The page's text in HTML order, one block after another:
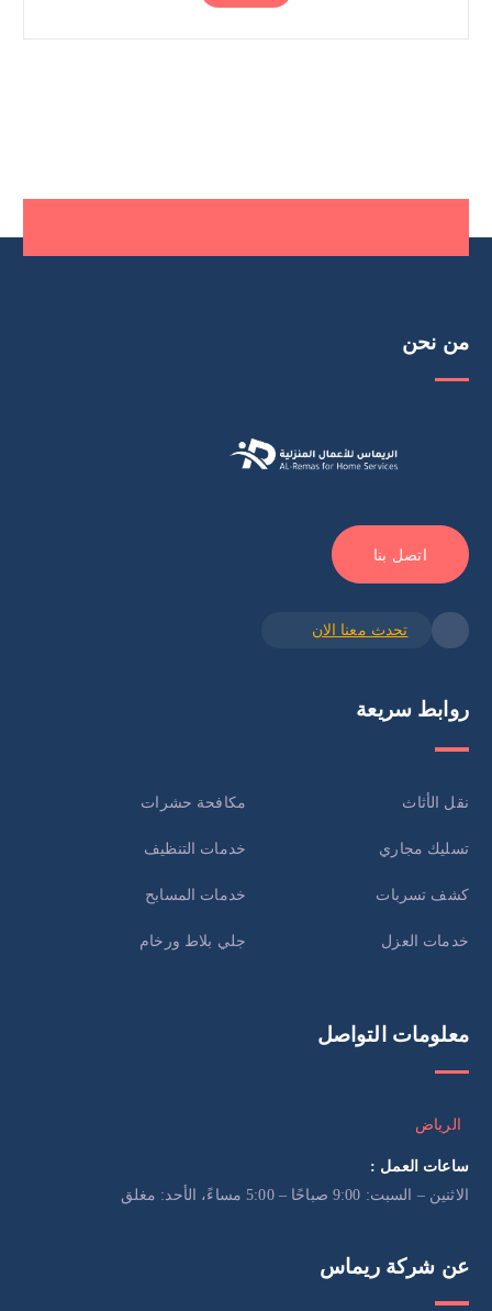
من نحن
اتصل بنا
تحدث معنا الان
روابط سريعة
نقل الأثاث مكافحة حشرات
تسليك مجاري خدمات التنظيف
كشف تسربات خدمات المسابح
خدمات العزل جلي بلاط ورخام
معلومات التواصل
الرياض
ساعات العمل :
الاثنين – السبت: 9:00 صباحًا – 5:00 مساءً، الأحد: مغلق
عن شركة ريماس